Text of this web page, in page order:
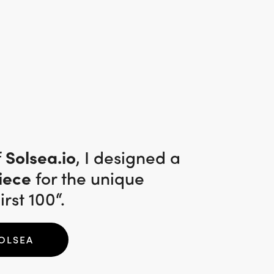
Solsea.io, I designed a
for the unique
100“.